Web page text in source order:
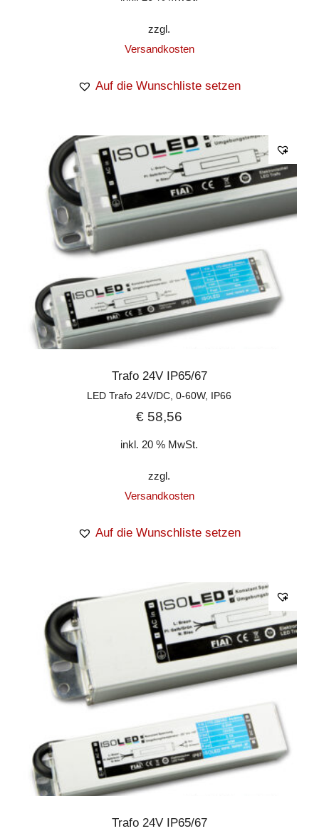
zzgl.
Versandkosten
Auf die Wunschliste setzen
Trafo 24V IP65/67
LED Trafo 24V/DC, 0-60W, IP66
€ 58,56
inkl. 20 % MwSt.
zzgl.
Versandkosten
Auf die Wunschliste setzen
Trafo 24V IP65/67